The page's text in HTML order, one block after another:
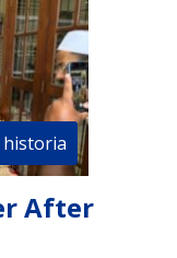
historia
After